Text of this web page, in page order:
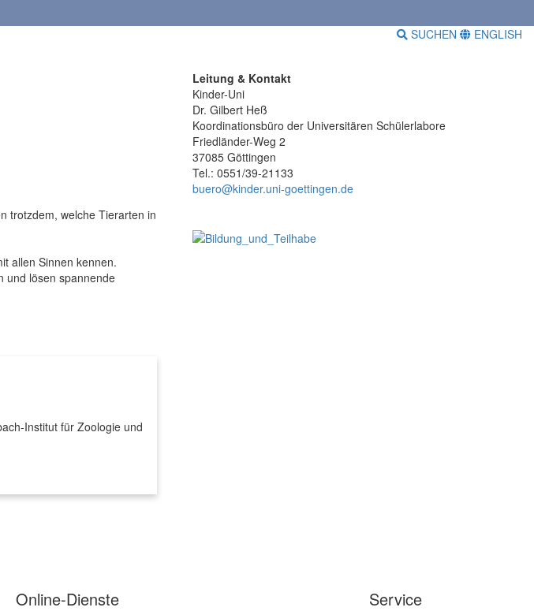
SUCHEN ENGLISH
trotzdem, welche Tierarten in
allen Sinnen kennen.
und lösen spannende
Institut für Zoologie und
Leitung & Kontakt
Kinder-Uni
Dr. Gilbert Heß
Koordinationsbüro der Universitären Schülerlabore
Friedländer-Weg 2
37085 Göttingen
Tel.: 0551/39-21133
buero@kinder.uni-goettingen.de
Online-Dienste Service